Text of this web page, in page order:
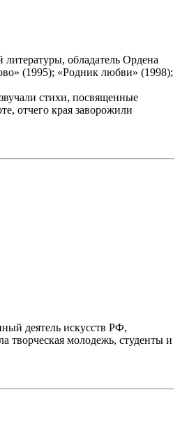
обладатель Ордена
(1995); «Родник любви» (1998);
стихи, посвященные
отчего края заворожили
деятель искусств РФ,
творческая молодежь, студенты и